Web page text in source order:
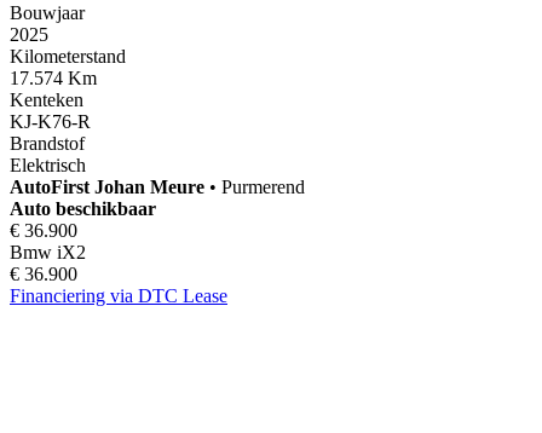
Bouwjaar
2025
Kilometerstand
17.574 Km
Kenteken
KJ-K76-R
Brandstof
Elektrisch
AutoFirst Johan Meure • Purmerend
Auto beschikbaar
€ 36.900
Bmw iX2
€ 36.900
Financiering via DTC Lease